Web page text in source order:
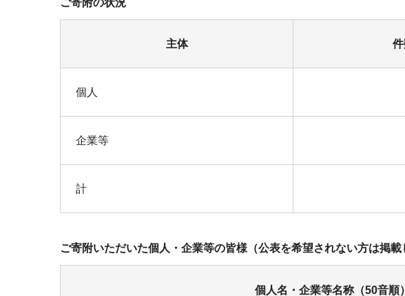
ご寄附の状況
主体
個人
企業等
計
ご寄附いただいた個人・企業等の皆様（公表を希望されない方は掲載
個人名・企業等名称（50音順）